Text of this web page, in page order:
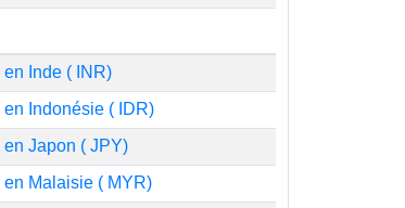
en Inde ( INR)
en Indonésie ( IDR)
en Japon ( JPY)
en Malaisie ( MYR)